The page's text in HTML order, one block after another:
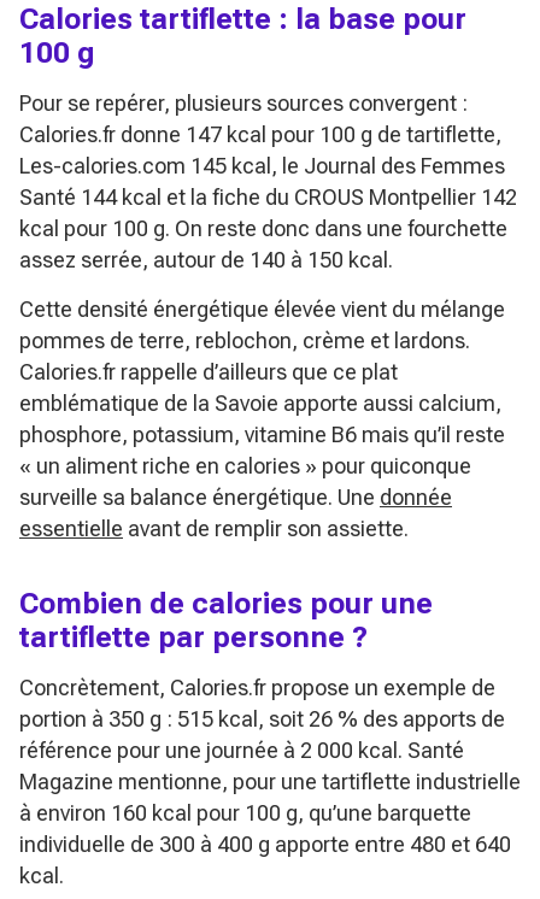
Calories tartiflette : la base pour
100 g
Pour se repérer, plusieurs sources convergent :
Calories.fr donne 147 kcal pour 100 g de tartiflette,
Les-calories.com 145 kcal, le Journal des Femmes
Santé 144 kcal et la fiche du CROUS Montpellier 142
kcal pour 100 g. On reste donc dans une fourchette
assez serrée, autour de 140 à 150 kcal.
Cette densité énergétique élevée vient du mélange
pommes de terre, reblochon, crème et lardons.
Calories.fr rappelle d’ailleurs que ce plat
emblématique de la Savoie apporte aussi calcium,
phosphore, potassium, vitamine B6 mais qu’il reste
« un aliment riche en calories » pour quiconque
surveille sa balance énergétique. Une donnée
essentielle avant de remplir son assiette.
Combien de calories pour une
tartiflette par personne ?
Concrètement, Calories.fr propose un exemple de
portion à 350 g : 515 kcal, soit 26 % des apports de
référence pour une journée à 2 000 kcal. Santé
Magazine mentionne, pour une tartiflette industrielle
à environ 160 kcal pour 100 g, qu’une barquette
individuelle de 300 à 400 g apporte entre 480 et 640
kcal.